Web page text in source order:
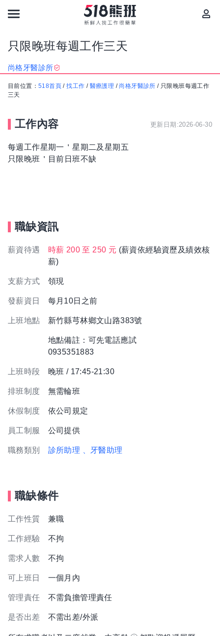
只限晚班每週工作三天
尚格牙醫診所
目前位置： 518首頁 /找工作 / 醫療護理 /尚格牙醫診所 / 只限晚班每週工作
三天
工作內容 更新日期:2026-06-30
每週工作星期一＇星期二及星期五
只限晚班＇目前日班不缺
職缺資訊
薪資待遇 時薪 200 至 250 元 (薪資依經驗資歷及績效核
薪)
支薪方式 領現
發薪資日 每月10日之前
上班地點 新竹縣芎林鄉文山路383號
地點備註：可先電話應試
0935351883
上班時段 晚班 / 17:45-21:30
排班制度 無需輪班
休假制度 依公司規定
員工制服 公司提供
職務類別 診所助理 、牙醫助理
職缺條件
工作性質 兼職
工作經驗 不拘
需求人數 不拘
可上班日 一個月內
管理責任 不需負擔管理責任
是否出差 不需出差/外派